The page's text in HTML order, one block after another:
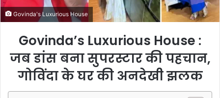
Govinda's Luxurious House
Govinda’s Luxurious House :
जब डांस बना सुपरस्टार की पहचान,
गोविंदा के घर की अनदेखी झलक